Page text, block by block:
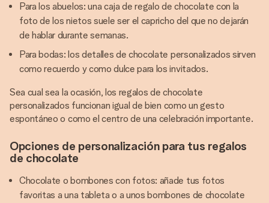
Para los abuelos: una caja de regalo de chocolate con la
foto de los nietos suele ser el capricho del que no dejarán
de hablar durante semanas.
Para bodas: los detalles de chocolate personalizados sirven
como recuerdo y como dulce para los invitados.
Sea cual sea la ocasión, los regalos de chocolate
personalizados funcionan igual de bien como un gesto
espontáneo o como el centro de una celebración importante.
Opciones de personalización para tus regalos
de chocolate
Chocolate o bombones con fotos: añade tus fotos
favoritas a una tableta o a unos bombones de chocolate